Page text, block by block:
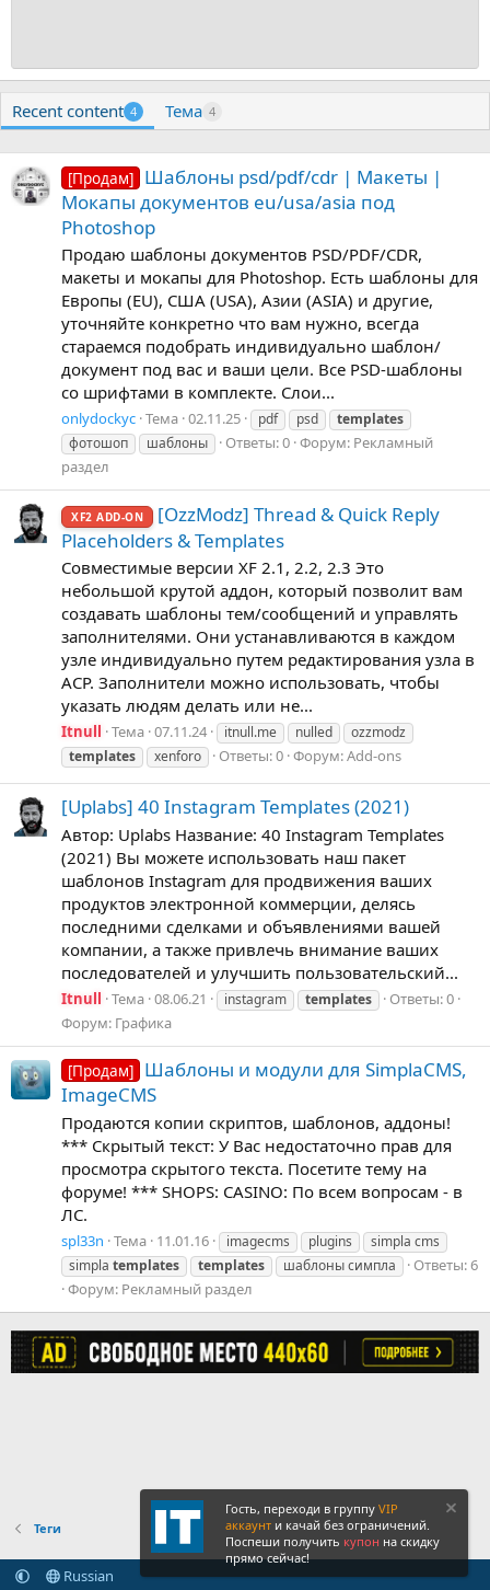
Recent content 4 Тема 4
[Продам] Шаблоны psd/pdf/cdr | Макеты |
Мокапы документов eu/usa/asia под
Photoshop
Продаю шаблоны документов PSD/PDF/CDR,
макеты и мокапы для Photoshop. Есть шаблоны для
Европы (EU), США (USA), Азии (ASIA) и другие,
уточняйте конкретно что вам нужно, всегда
стараемся подобрать индивидуально шаблон/
документ под вас и ваши цели. Все PSD-шаблоны
со шрифтами в комплекте. Слои...
onlydockyc Тема 02.11.25 pdf psd
templates
фотошоп
шаблоны Ответы: 0 Форум: Рекламный
раздел
XF2 ADD-ON
[OzzModz] Thread & Quick Reply
Placeholders & Templates
Совместимые версии XF 2.1, 2.2, 2.3 Это
небольшой крутой аддон, который позволит вам
создавать шаблоны тем/сообщений и управлять
заполнителями. Они устанавливаются в каждом
узле индивидуально путем редактирования узла в
ACP. Заполнители можно использовать, чтобы
указать людям делать или не...
Itnull Тема 07.11.24 itnull.me nulled
ozzmodz
templates
xenforo Ответы: 0 Форум:Add-ons
[Uplabs] 40 Instagram Templates (2021)
Автор: Uplabs Название: 40 Instagram Templates
(2021) Вы можете использовать наш пакет
шаблонов Instagram для продвижения ваших
продуктов электронной коммерции, делясь
последними сделками и объявлениями вашей
компании, а также привлечь внимание ваших
последователей и улучшить пользовательский...
Itnull Тема 08.06.21 instagram templates
Ответы: 0
Форум: Графика
[Продам] Шаблоны и модули для SimplaCMS,
ImageCMS
Продаются копии скриптов, шаблонов, аддоны!
*** Скрытый текст: У Вас недостаточно прав для
просмотра скрытого текста. Посетите тему на
форуме! *** SHOPS: CASINO: По всем вопросам - в
ЛС.
spl33n Тема 11.01.16 imagecms plugins
simpla cms
simpla templates templates шаблоны симпла
Ответы: 6
Форум: Рекламный раздел
Теги
Russian
Гость, переходи в группу VIP
аккаунт и качай без ограничений.
Поспеши получить купон на скидку
прямо сейчас!